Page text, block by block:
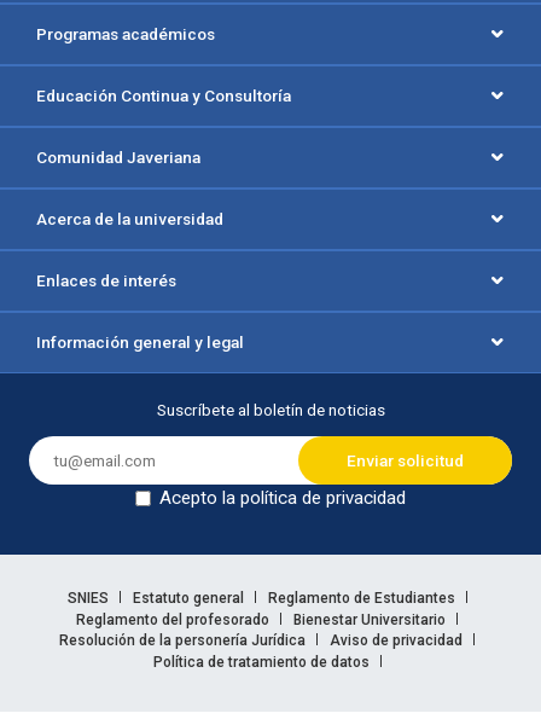
Programas académicos
Educación Continua y Consultoría
Comunidad Javeriana
Acerca de la universidad
Enlaces de interés
Información general y legal
Suscríbete al boletín de noticias
Acepto la política de privacidad
Enlaces legales
SNIES Estatuto general
Reglamento de Estudiantes
Reglamento del profesorado
Bienestar Universitario
Resolución de la personería Jurídica
Aviso de privacidad
Política de tratamiento de datos